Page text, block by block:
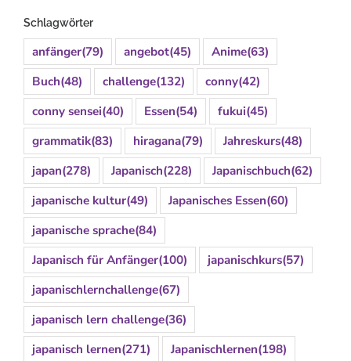
Schlagwörter
anfänger(79) angebot(45) Anime(63)
Buch(48) challenge(132) conny(42)
conny sensei(40) Essen(54) fukui(45)
grammatik(83) hiragana(79) Jahreskurs(48)
japan(278) Japanisch(228) Japanischbuch(62)
japanische kultur(49) Japanisches Essen(60)
japanische sprache(84)
Japanisch für Anfänger(100) japanischkurs(57)
japanischlernchallenge(67)
japanisch lern challenge(36)
japanisch lernen(271) Japanischlernen(198)